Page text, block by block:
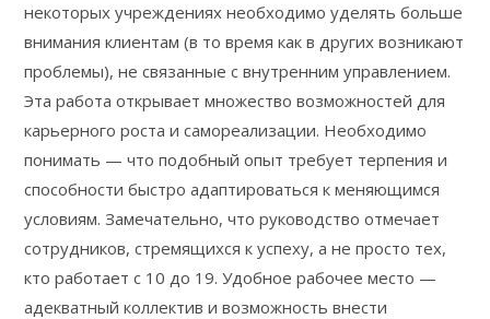
некоторых учреждениях необходимо уделять больше
внимания клиентам (в то время как в других возникают
проблемы), не связанные с внутренним управлением.
Эта работа открывает множество возможностей для
карьерного роста и самореализации. Необходимо
понимать — что подобный опыт требует терпения и
способности быстро адаптироваться к меняющимся
условиям. Замечательно, что руководство отмечает
сотрудников, стремящихся к успеху, а не просто тех,
кто работает с 10 до 19. Удобное рабочее место —
адекватный коллектив и возможность внести